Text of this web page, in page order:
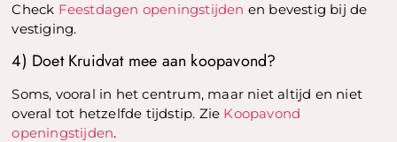
Check Feestdagen openingstijden en bevestig bij de
vestiging.
4) Doet Kruidvat mee aan koopavond?
Soms, vooral in het centrum, maar niet altijd en niet
overal tot hetzelfde tijdstip. Zie Koopavond
openingstijden.